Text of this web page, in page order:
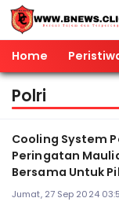
Home
Polri
Cooling System
Peringatan
Bersama Untuk
Jumat, 27 Sep 2024